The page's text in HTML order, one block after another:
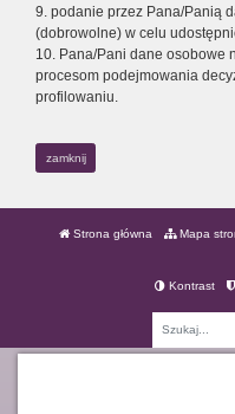
9. podanie przez Pana/Panią
(dobrowolne) w celu
10. Pana/Pani dane osobowe
procesom podejmowania
profilowaniu.
zamknij
Strona główna Mapa
Kontrast